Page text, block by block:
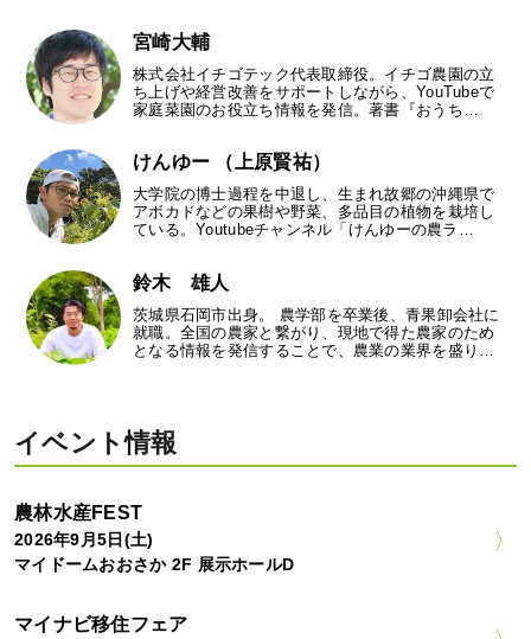
宮崎大輔
株式会社イチゴテック代表取締役。イチゴ農園の立
ち上げや経営改善をサポートしながら、YouTubeで
家庭菜園のお役立ち情報を発信。著書『おうち…
けんゆー （上原賢祐）
大学院の博士過程を中退し、生まれ故郷の沖縄県で
アボカドなどの果樹や野菜、多品目の植物を栽培し
ている。Youtubeチャンネル「けんゆーの農ラ…
鈴木 雄人
茨城県石岡市出身。 農学部を卒業後、青果卸会社に
就職。全国の農家と繋がり、現地で得た農家のため
となる情報を発信することで、農業の業界を盛り…
イベント情報
農林水産FEST
2026年9月5日(土)
マイドームおおさか 2F 展示ホールD
マイナビ移住フェア